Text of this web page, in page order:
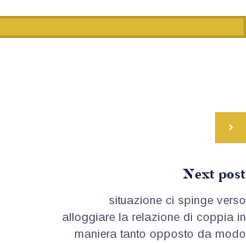
Next post
situazione ci spinge verso
alloggiare la relazione di coppia in
maniera tanto opposto da modo